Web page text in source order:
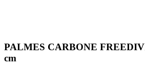
PALMES CARBONE
cm